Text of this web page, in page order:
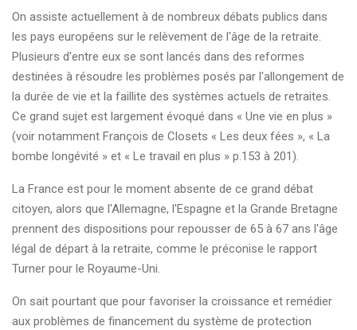
On assiste actuellement à de nombreux débats publics dans
les pays européens sur le relèvement de l'âge de la retraite.
Plusieurs d'entre eux se sont lancés dans des reformes
destinées à résoudre les problèmes posés par l'allongement de
la durée de vie et la faillite des systèmes actuels de retraites.
Ce grand sujet est largement évoqué dans « Une vie en plus »
(voir notamment François de Closets « Les deux fées », « La
bombe longévité » et « Le travail en plus » p.153 à 201).
La France est pour le moment absente de ce grand débat
citoyen, alors que l'Allemagne, l'Espagne et la Grande Bretagne
prennent des dispositions pour repousser de 65 à 67 ans l'âge
légal de départ à la retraite, comme le préconise le rapport
Turner pour le Royaume-Uni.
On sait pourtant que pour favoriser la croissance et remédier
aux problèmes de financement du système de protection